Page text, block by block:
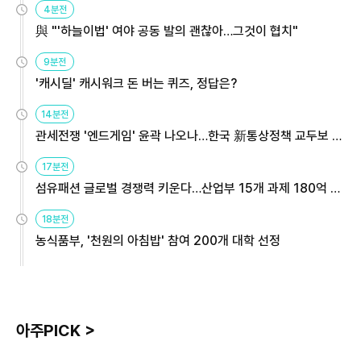
4분전
與 "'하늘이법' 여야 공동 발의 괜찮아…그것이 협치"
9분전
'캐시딜' 캐시워크 돈 버는 퀴즈, 정답은?
14분전
관세전쟁 '엔드게임' 윤곽 나오나…한국 新통상정책 교두보 활
용해야
17분전
섬유패션 글로벌 경쟁력 키운다…산업부 15개 과제 180억 지
원
18분전
농식품부, '천원의 아침밥' 참여 200개 대학 선정
아주PICK >